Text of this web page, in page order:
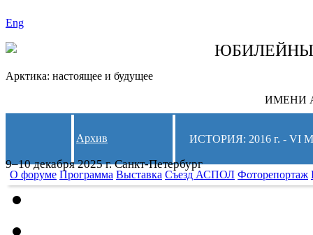
Eng
Арктика: настоящее и будущее
ИМЕНИ
9–10 декабря 2025 г. Санкт-Петербург
Архив ИСТОРИЯ: 2016 г. -
О форуме Программа Выставка Съезд АСПОЛ Фоторепортаж